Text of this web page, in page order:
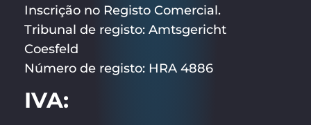
Inscrição no Registo Comercial.
Tribunal de registo: Amtsgericht
Coesfeld
Número de registo: HRA 4886
IVA: